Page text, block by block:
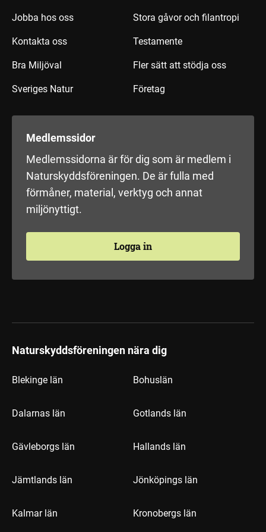
Jobba hos oss
Kontakta oss
Bra Miljöval
Sveriges Natur
Stora gåvor och filantropi
Testamente
Fler sätt att stödja oss
Företag
Medlemssidor
Medlemssidorna är för dig som är medlem i
Naturskyddsföreningen. De är fulla med
förmåner, material, verktyg och annat
miljönyttigt.
Logga in
Naturskyddsföreningen nära dig
Blekinge län Bohuslän
Dalarnas län Gotlands län
Gävleborgs län Hallands län
Jämtlands län Jönköpings län
Kalmar län Kronobergs län